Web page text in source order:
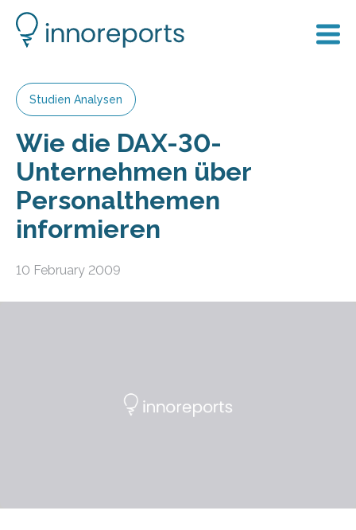
Studien Analysen
Wie die DAX-30-
Unternehmen über
Personalthemen
informieren
10 February 2009